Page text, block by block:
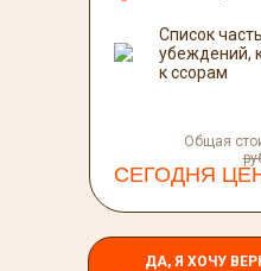
ДА, Я ХОЧУ
СЕГОДНЯ
Общая
Список
убеждений,
к ссорам